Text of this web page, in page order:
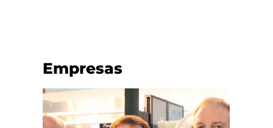
Empresas